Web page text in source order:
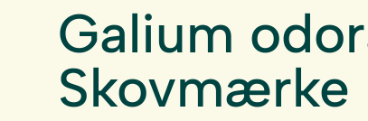
Galium
Skovmærke